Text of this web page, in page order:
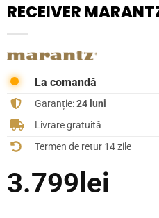
RECEIVER
La comandă
Garanție:24 luni
Livrare gratuită
Termen de retur 14 zile
3.799lei